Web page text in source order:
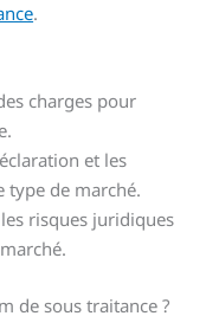
.
charges pour
et les
type de marché.
risques juridiques
de sous traitance ?